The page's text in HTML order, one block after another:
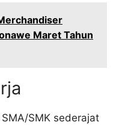
Maret Tahun
SMK sederajat